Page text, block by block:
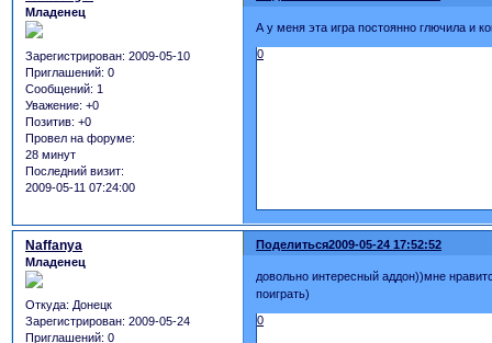
Младенец
Зарегистрирован: 2009-05-10
Приглашений: 0
Сообщений: 1
Уважение: +0
Позитив: +0
Провел на форуме:
28 минут
Последний визит:
2009-05-11 07:24:00
А у меня эта игра постоянно глючила и
0
Поделиться2009-05-24 17:52:52
Naffanya
Младенец
Откуда: Донецк
Зарегистрирован: 2009-05-24
Приглашений: 0
довольно интересный аддон))мне
поиграть)
0